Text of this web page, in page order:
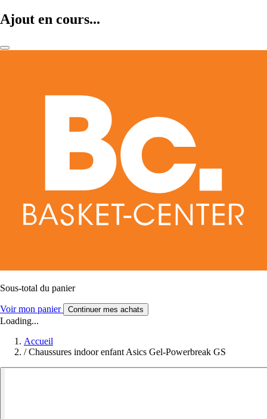
Ajout en cours...
Sous-total du panier
Voir mon panier Continuer mes achats
Loading...
Accueil
/ Chaussures indoor enfant Asics Gel-Powerbreak GS